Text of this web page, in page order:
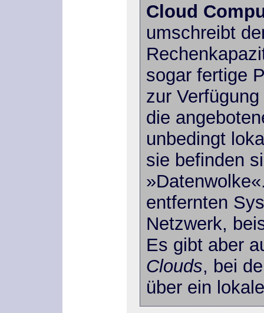
Cloud
umschreibt
sogar fertige
zur
die
unbedingt
sie befinden
entfernten
Netzwerk,
Es gibt aber
Clouds, bei
über ein